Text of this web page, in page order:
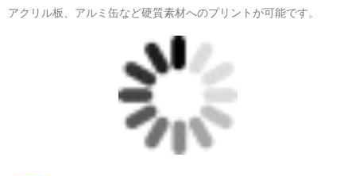
アクリル板、アルミ缶など硬質素材へのプリントが可能です。